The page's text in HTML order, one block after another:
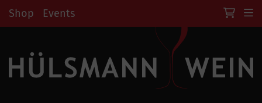
Shop Events